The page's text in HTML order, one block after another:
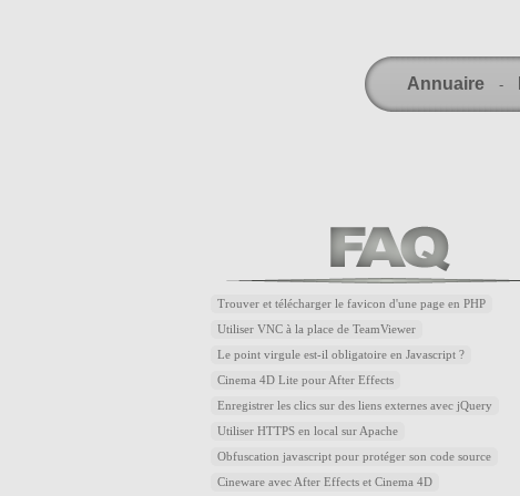
Annuaire -
Trouver et télécharger le favicon d'une page en PHP
Utiliser VNC à la place de TeamViewer
Le point virgule est-il obligatoire en Javascript ?
Cinema 4D Lite pour After Effects
Enregistrer les clics sur des liens externes avec jQuery
Utiliser HTTPS en local sur Apache
Obfuscation javascript pour protéger son code source
Cineware avec After Effects et Cinema 4D